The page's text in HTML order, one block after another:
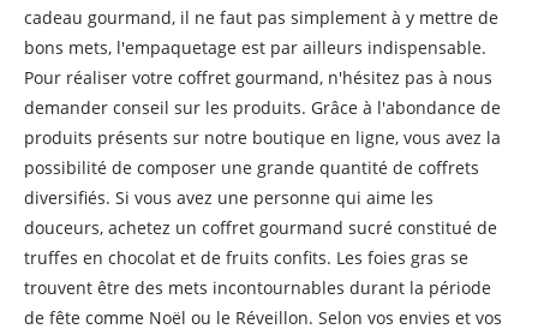
cadeau gourmand, il ne faut pas simplement à y mettre de
bons mets, l'empaquetage est par ailleurs indispensable.
Pour réaliser votre coffret gourmand, n'hésitez pas à nous
demander conseil sur les produits. Grâce à l'abondance de
produits présents sur notre boutique en ligne, vous avez la
possibilité de composer une grande quantité de coffrets
diversifiés. Si vous avez une personne qui aime les
douceurs, achetez un coffret gourmand sucré constitué de
truffes en chocolat et de fruits confits. Les foies gras se
trouvent être des mets incontournables durant la période
de fête comme Noël ou le Réveillon. Selon vos envies et vos